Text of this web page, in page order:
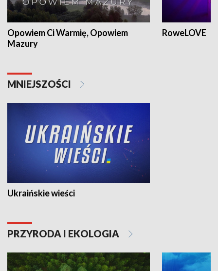
Opowiem Ci Warmię, Opowiem
Mazury
RoweLOVE
MNIEJSZOŚCI
Ukraińskie wieści
PRZYRODA I EKOLOGIA